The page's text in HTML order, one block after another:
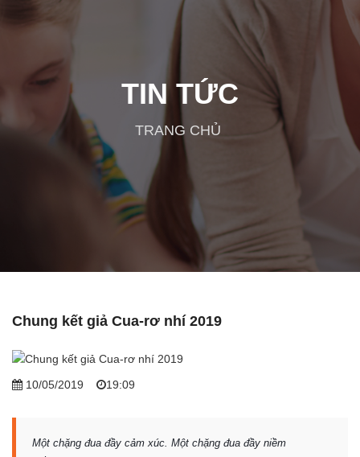
TIN TỨC
TRANG CHỦ
Chung kết giả Cua-rơ nhí 2019
10/05/2019 19:09
Một chặng đua đầy cảm xúc. Một chặng đua đầy niềm